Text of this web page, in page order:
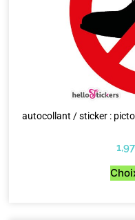
autocollant / sticker :
1,97